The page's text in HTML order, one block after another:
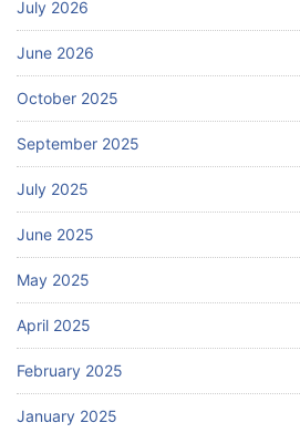
July 2026
June 2026
October 2025
September 2025
July 2025
June 2025
May 2025
April 2025
February 2025
January 2025